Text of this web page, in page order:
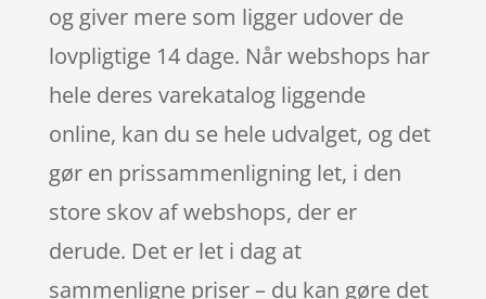
og giver mere som ligger udover de
lovpligtige 14 dage. Når webshops har
hele deres varekatalog liggende
online, kan du se hele udvalget, og det
gør en prissammenligning let, i den
store skov af webshops, der er
derude. Det er let i dag at
sammenligne priser – du kan gøre det